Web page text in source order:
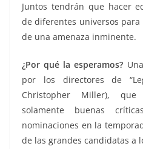
Juntos tendrán que hacer
de diferentes universos
de una amenaza inminente.
¿Por qué la esperamos?
por los directores de
Christopher Miller),
solamente buenas
nominaciones en la
de las grandes candidatas a